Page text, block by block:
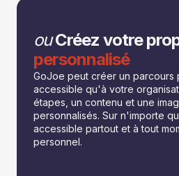
ouCréez votre
personnalisé
GoJoe peut créer un parcours
accessible qu'à votre
étapes, un contenu et une
personnalisés. Sur n'importe
accessible partout et à tout
personnel.